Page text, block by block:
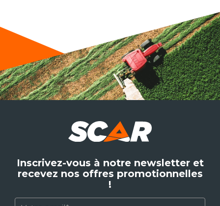
Inscrivez-vous à notre newsletter et
recevez nos offres promotionnelles
!